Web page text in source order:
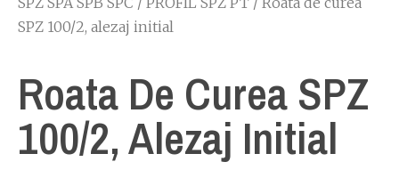
SPZ 100/2, alezaj initial
Roata De Curea SPZ
100/2, Alezaj Initial